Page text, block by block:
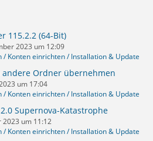
115.2.2 (64-Bit)
2023 um 12:09
Konten einrichten / Installation & Update
Ordner übernehmen
um 17:04
Konten einrichten / Installation & Update
Supernova-Katastrophe
2023 um 11:12
Konten einrichten / Installation & Update